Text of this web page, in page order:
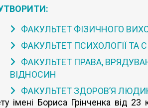
ФАКУЛЬТЕТ ФІЗИЧНОГО
ФАКУЛЬТЕТ ПСИХОЛОГІЇ ТА
ФАКУЛЬТЕТ ПРАВА,
ВІДНОСИН
ФАКУЛЬТЕТ ЗДОРОВ’Я
імені Бориса Грінченка від